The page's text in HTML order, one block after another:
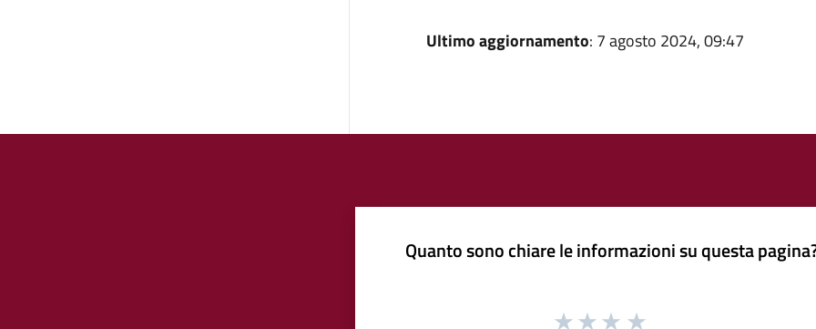
Ultimo aggiornamento: 7 agosto 2024, 09:47
Quanto sono chiare le informazioni su questa